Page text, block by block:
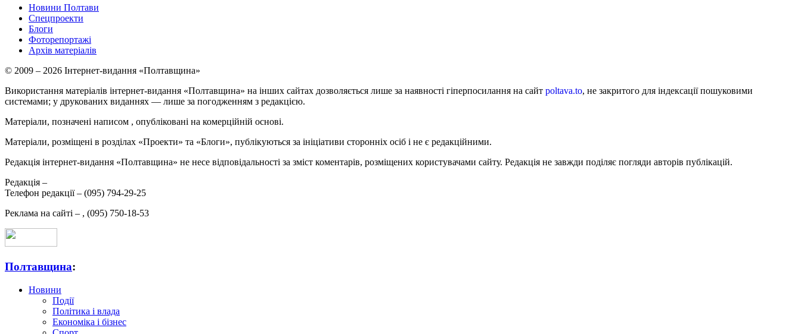
Новини Полтави
Спецпроекти
Блоги
Фоторепортажі
Архів матеріалів
© 2009 – 2026 Інтернет-видання «Полтавщина»
Використання матеріалів інтернет-видання «Полтавщина» на інших сайтах дозволяється лише за наявності гіперпосилання на сайт poltava.to, не закритого для індексації пошуковими
системами; у друкованих виданнях — лише за погодженням з редакцією.
Матеріали, позначені написом , опубліковані на комерційній основі.
Матеріали, розміщені в розділах «Проекти» та «Блоги», публікуються за ініціативи сторонніх осіб і не є редакційними.
Редакція інтернет-видання «Полтавщина» не несе відповідальності за зміст коментарів, розміщених користувачами сайту. Редакція не завжди поділяє погляди авторів публікацій.
Редакція –
Телефон редакції – (095) 794-29-25
Реклама на сайті – , (095) 750-18-53
Полтавщина:
Новини
Події
Політика і влада
Економіка і бізнес